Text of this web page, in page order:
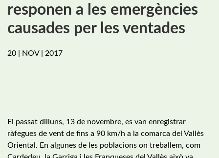
responen a les emergències
causades per les ventades
20 | NOV | 2017
El passat dilluns, 13 de novembre, es van enregistrar
ràfegues de vent de fins a 90 km/h a la comarca del Vallès
Oriental. En algunes de les poblacions on treballem, com